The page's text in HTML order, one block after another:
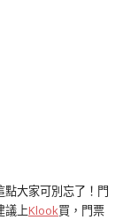
大家可別忘了！門
議上Klook買，門票